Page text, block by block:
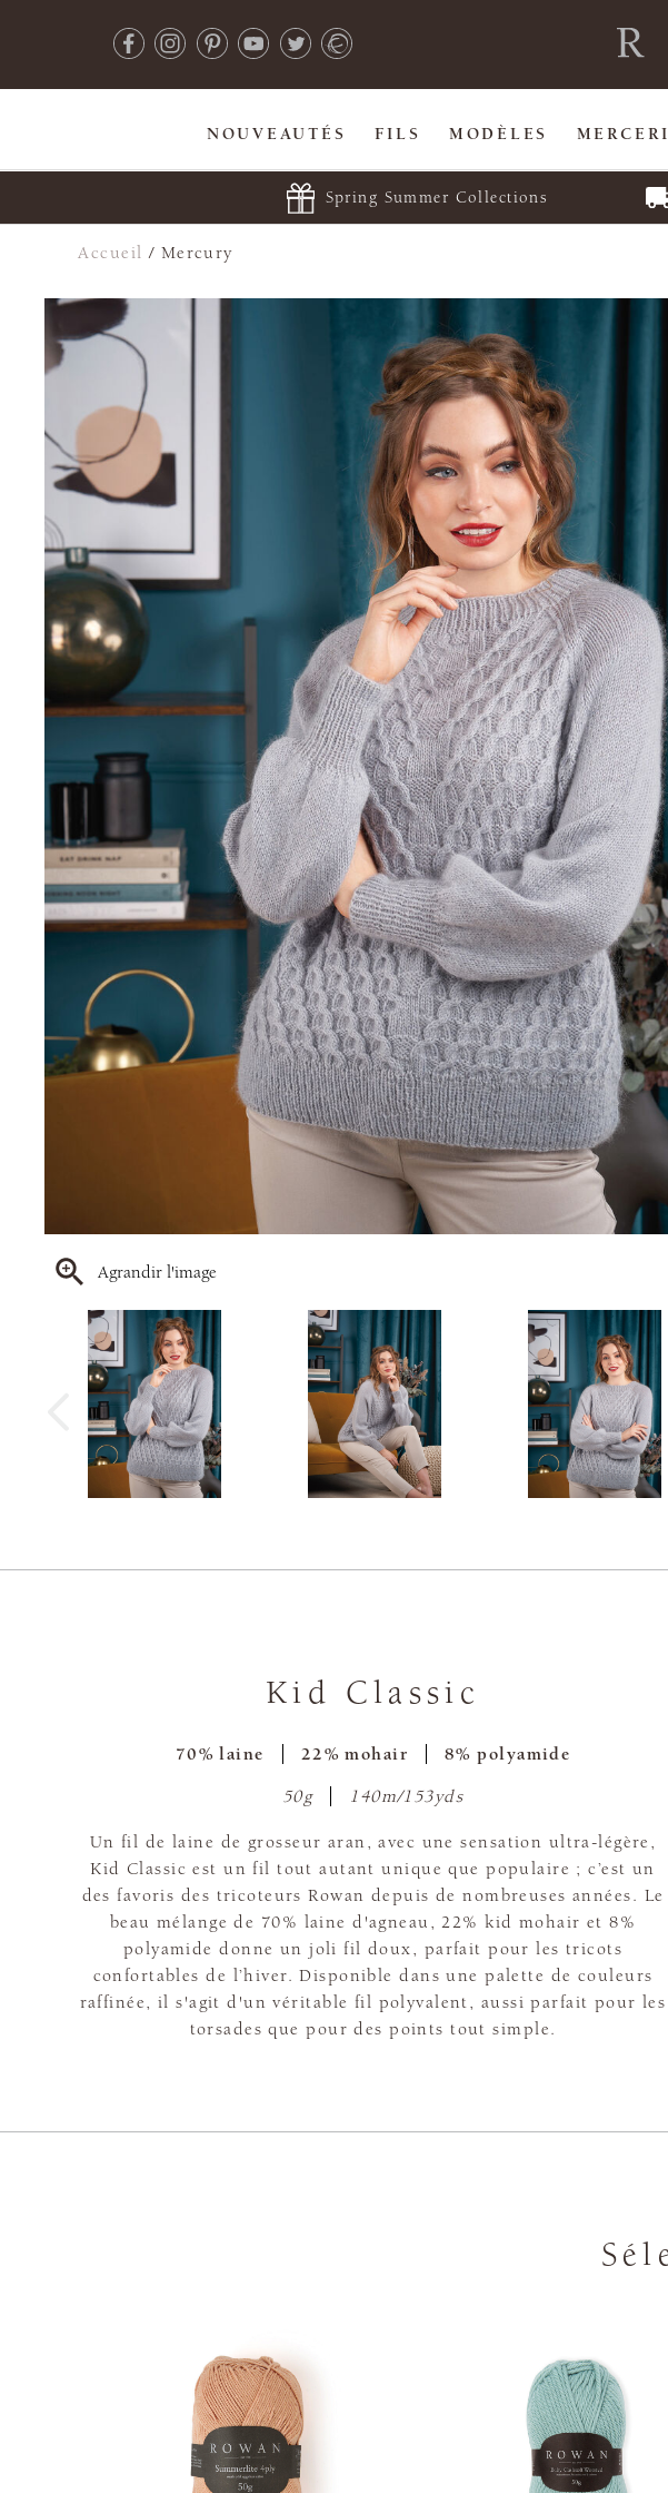
NOUVEAUTÉS FILS MODÈLES
Spring Summer Collections
Accueil / Mercury
Agrandir l'image
Kid Classic
70% laine 22% mohair 8% polyamide
50g 140m/153yds
Un fil de laine de grosseur aran, avec une sensation ultra-légère,
Kid Classic est un fil tout autant unique que populaire ; c’est un
des favoris des tricoteurs Rowan depuis de nombreuses années. Le
beau mélange de 70% laine d'agneau, 22% kid mohair et 8%
polyamide donne un joli fil doux, parfait pour les tricots
confortables de l’hiver. Disponible dans une palette de couleurs
raffinée, il s'agit d'un véritable fil polyvalent, aussi parfait pour les
torsades que pour des points tout simple.